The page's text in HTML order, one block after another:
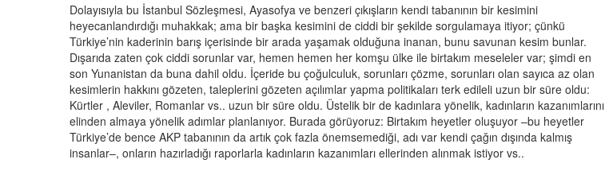
Dolayısıyla bu İstanbul Sözleşmesi, Ayasofya ve benzeri çıkışların kendi tabanının bir kesimini
heyecanlandırdığı muhakkak; ama bir başka kesimini de ciddi bir şekilde sorgulamaya itiyor; çünkü
Türkiye’nin kaderinin barış içerisinde bir arada yaşamak olduğuna inanan, bunu savunan kesim bunlar.
Dışarıda zaten çok ciddi sorunlar var, hemen hemen her komşu ülke ile birtakım meseleler var; şimdi en
son Yunanistan da buna dahil oldu. İçeride bu çoğulculuk, sorunları çözme, sorunları olan sayıca az olan
kesimlerin hakkını gözeten, taleplerini gözeten açılımlar yapma politikaları terk edileli uzun bir süre oldu:
Kürtler , Aleviler, Romanlar vs.. uzun bir süre oldu. Üstelik bir de kadınlara yönelik, kadınların kazanımlarını
elinden almaya yönelik adımlar planlanıyor. Burada görüyoruz: Birtakım heyetler oluşuyor –bu heyetler
Türkiye’de bence AKP tabanının da artık çok fazla önemsemediği, adı var kendi çağın dışında kalmış
insanlar–, onların hazırladığı raporlarla kadınların kazanımları ellerinden alınmak istiyor vs..